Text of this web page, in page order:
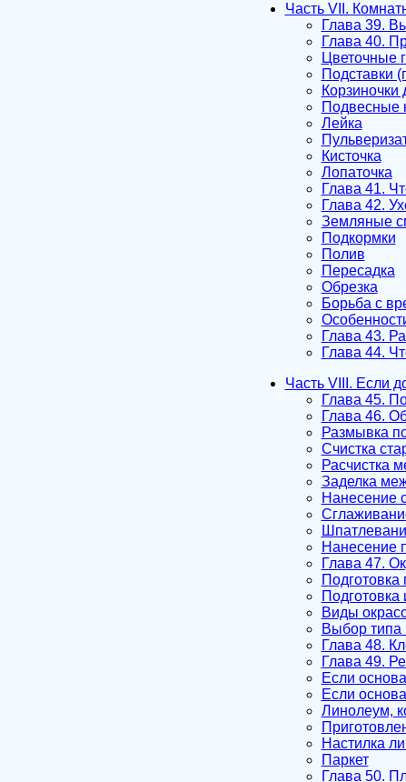
Часть VII.
Глава 39.
Глава 40.
Цветочные
Подставки
Корзиночки
Подвесные
Лейка
Кисточка
Лопаточка
Глава 41.
Глава 42.
Земляные
Подкормки
Полив
Пересадка
Обрезка
Борьба с
Глава 43.
Глава 44.
Часть VIII. Если
Глава 45.
Глава 46.
Размывка
Счистка
Расчистка
Заделка
Нанесение
Нанесение
Глава 47.
Подготовка
Виды
Выбор типа
Глава 48.
Глава 49.
Если
Если
Линолеум,
Настилка
Паркет
Глава 50.